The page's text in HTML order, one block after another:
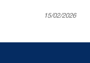
15/02/2026